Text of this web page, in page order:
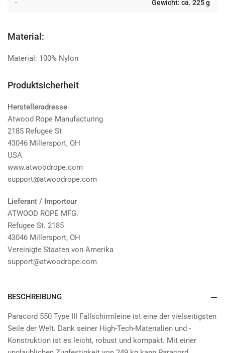
- Gewicht: ca. 225 g
Material:
Material: 100% Nylon
Produktsicherheit
Herstelleradresse
Atwood Rope Manufacturing
2185 Refugee St
43046 Millersport, OH
USA
www.atwoodrope.com
support@atwoodrope.com
Lieferant / Importeur
ATWOOD ROPE MFG.
Refugee St. 2185
43046 Millersport, OH
Vereinigte Staaten von Amerika
support@atwoodrope.com
BESCHREIBUNG
Paracord 550 Type III Fallschirmleine ist eine der vielseitigsten
Seile der Welt. Dank seiner High-Tech-Materialien und -
Konstruktion ist es leicht, robust und kompakt. Mit einer